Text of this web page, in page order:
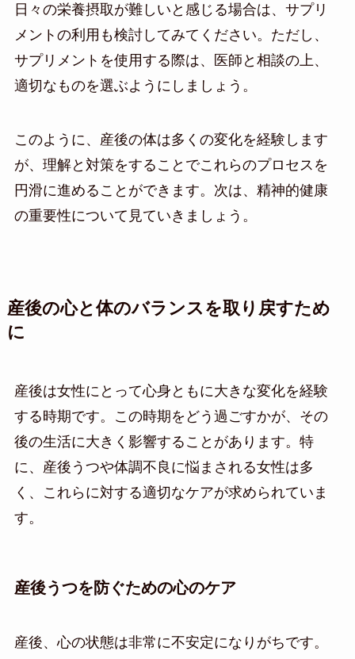
日々の栄養摂取が難しいと感じる場合は、サプリ
メントの利用も検討してみてください。ただし、
サプリメントを使用する際は、医師と相談の上、
適切なものを選ぶようにしましょう。
このように、産後の体は多くの変化を経験します
が、理解と対策をすることでこれらのプロセスを
円滑に進めることができます。次は、精神的健康
の重要性について見ていきましょう。
産後の心と体のバランスを取り戻すため
に
産後は女性にとって心身ともに大きな変化を経験
する時期です。この時期をどう過ごすかが、その
後の生活に大きく影響することがあります。特
に、産後うつや体調不良に悩まされる女性は多
く、これらに対する適切なケアが求められていま
す。
産後うつを防ぐための心のケア
産後、心の状態は非常に不安定になりがちです。